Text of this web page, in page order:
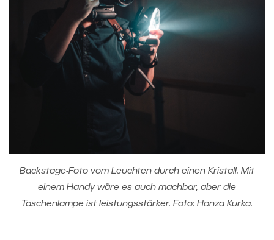
Backstage-Foto vom Leuchten durch einen Kristall. Mit
einem Handy wäre es auch machbar, aber die
Taschenlampe ist leistungsstärker. Foto: Honza Kurka.